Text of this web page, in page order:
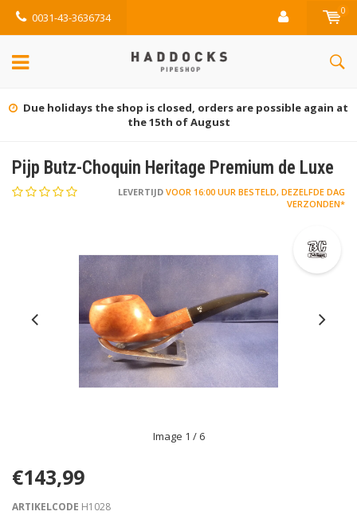
0031-43-3636734 0
Gratis retourneren (NL)
Pijp Butz-Choquin Heritage Premium de Luxe
LEVERTIJD VOOR 16:00 UUR BESTELD, DEZELFDE DAG
VERZONDEN*
Image 1 / 6
€143,99
ARTIKELCODE H1028